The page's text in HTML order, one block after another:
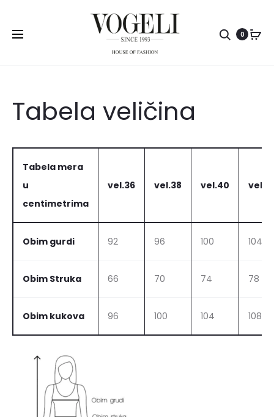
0
Tabela veličina
Tabela mera
u
centimetrima
vel.36 vel.38 vel.40
Obim gurdi 92 96 100 104
Obim Struka 66 70 74 78
Obim kukova 96 100 104 108